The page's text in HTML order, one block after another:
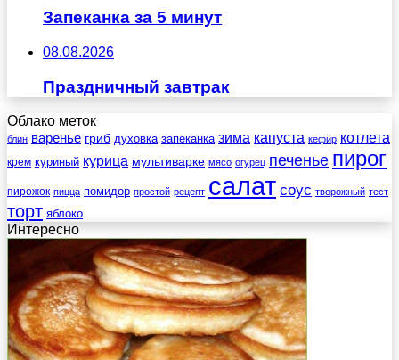
Запеканка за 5 минут
08.08.2026
Праздничный завтрак
Облако меток
блин варенье гриб духовка запеканка зима капуста кефир котлета
крем куриный курица мультиварке мясо огурец печенье пирог
пирожок пицца помидор простой рецепт салат соус творожный тест
торт яблоко
Интересно